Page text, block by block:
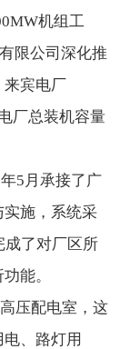
机组工
限公司深化推
来宾电厂
厂总装机容量
5月承接了广
施，系统采
成了对厂区所
能。
压配电室，这
、路灯用